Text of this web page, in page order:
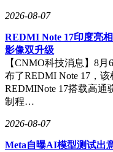
2026-08-07
REDMI Note 17印度亮
影像双升级
【CNMO科技消息】8
布了REDMI Note 17，该
REDMINote 17搭载高通
制程…
2026-08-07
Meta自曝AI模型测试出